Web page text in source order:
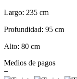
Largo: 235 cm
Profundidad: 95 cm
Alto: 80 cm
Medios de pagos
+